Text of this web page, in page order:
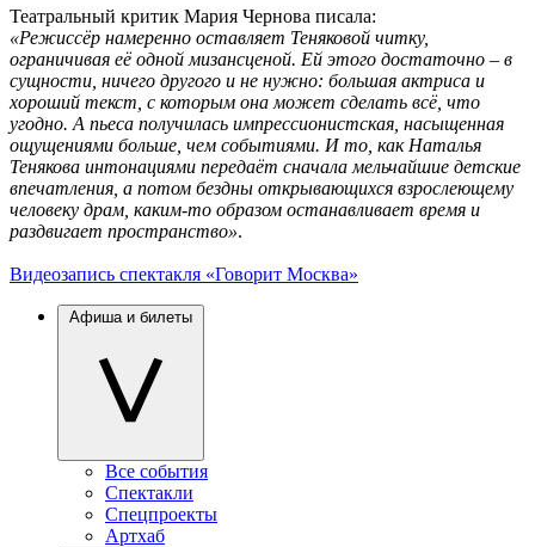
Театральный критик Мария Чернова писала:
«Режиссёр намеренно оставляет Теняковой читку,
ограничивая её одной мизансценой. Ей этого достаточно – в
сущности, ничего другого и не нужно: большая актриса и
хороший текст, с которым она может сделать всё, что
угодно. А пьеса получилась импрессионистская, насыщенная
ощущениями больше, чем событиями. И то, как Наталья
Тенякова интонациями передаёт сначала мельчайшие детские
впечатления, а потом бездны открывающихся взрослеющему
человеку драм, каким-то образом останавливает время и
раздвигает пространство».
Видеозапись спектакля «Говорит Москва»
Афиша и билеты
Все события
Спектакли
Спецпроекты
Артхаб